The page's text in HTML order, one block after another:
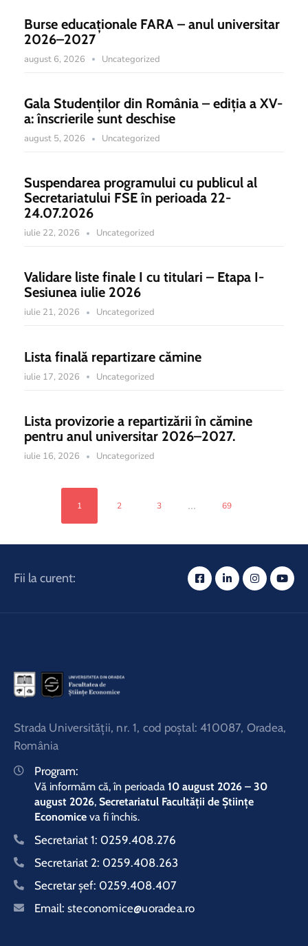
Burse educaționale FARA – anul universitar
2026–2027
august 6, 2026 Uncategorized
Gala Studenților din România – ediția a XV-
a: înscrierile sunt deschise
august 5, 2026 Uncategorized
Suspendarea programului cu publicul al
Secretariatului FSE în perioada 22-
24.07.2026
iulie 22, 2026 Uncategorized
Validare liste finale I cu titulari – Etapa I-
Sesiunea iulie 2026
iulie 21, 2026 Uncategorized
Lista finală repartizare cămine
iulie 17, 2026 Uncategorized
Lista provizorie a repartizării în cămine
pentru anul universitar 2026–2027.
iulie 16, 2026 Uncategorized
1 2 3 ... 69
Fii la curent:
Strada Universităţii, nr. 1, cod poştal: 410087, Oradea,
România
Program:
Vă informăm că, în perioada 10 august 2026 – 30
august 2026, Secretariatul Facultății de Științe
Economice va fi închis.
Secretariat 1: 0259.408.276
Secretariat 2: 0259.408.263
Secretar şef: 0259.408.407
Email: steconomice@uoradea.ro